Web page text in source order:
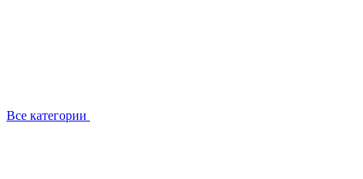
Все категории